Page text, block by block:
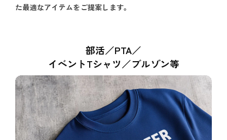
た最適なアイテムをご提案します。
部活／PTA／
イベントTシャツ／ブルゾン等